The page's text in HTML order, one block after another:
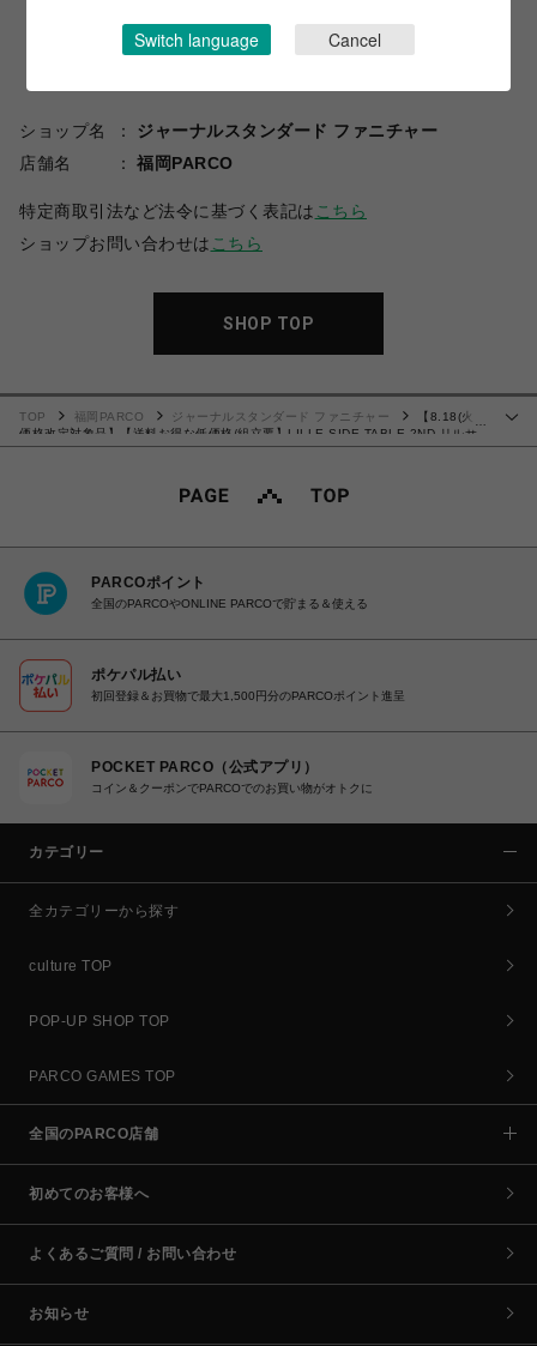
ショップ名
ジャーナルスタンダード ファニチャー
店舗名
福岡PARCO
特定商取引法など法令に基づく表記は こちら
ショップお問い合わせは こちら
SHOP TOP
TOP 福岡PARCO ジャーナルスタンダード ファニチャー
【8.18(火)
価格改定対象品】【送料お得な低価格/組立要】LILLE SIDE TABLE 2ND リルサ
イドテーブル 2nd 701
PARCOポイント
全国のPARCOやONLINE PARCOで貯まる＆使える
ポケパル払い
初回登録＆お買物で最大1,500円分のPARCOポイント進呈
POCKET PARCO（公式アプリ）
コイン＆クーポンでPARCOでのお買い物がオトクに
カテゴリー
全カテゴリーから探す
culture TOP
POP-UP SHOP TOP
PARCO GAMES TOP
全国のPARCO店舗
初めてのお客様へ
よくあるご質問 / お問い合わせ
お知らせ
Switch language Cancel